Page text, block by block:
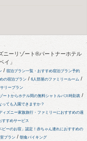
ニーリゾート®パートナーホテル
イ」
/ 宿泊プラン一覧・おすすめ宿泊プラン予約
の宿泊プラン / 6人部屋のファミリールーム /
リープラン
ートからホテル間の無料シャトルバス時刻表/
ても入園できますか？
ィズニー家族旅行・ファミリーにおすすめの過
すすめサービス
ーのお宿」認定！赤ちゃん連れにおすすめの
プラン / 朝食バイキング